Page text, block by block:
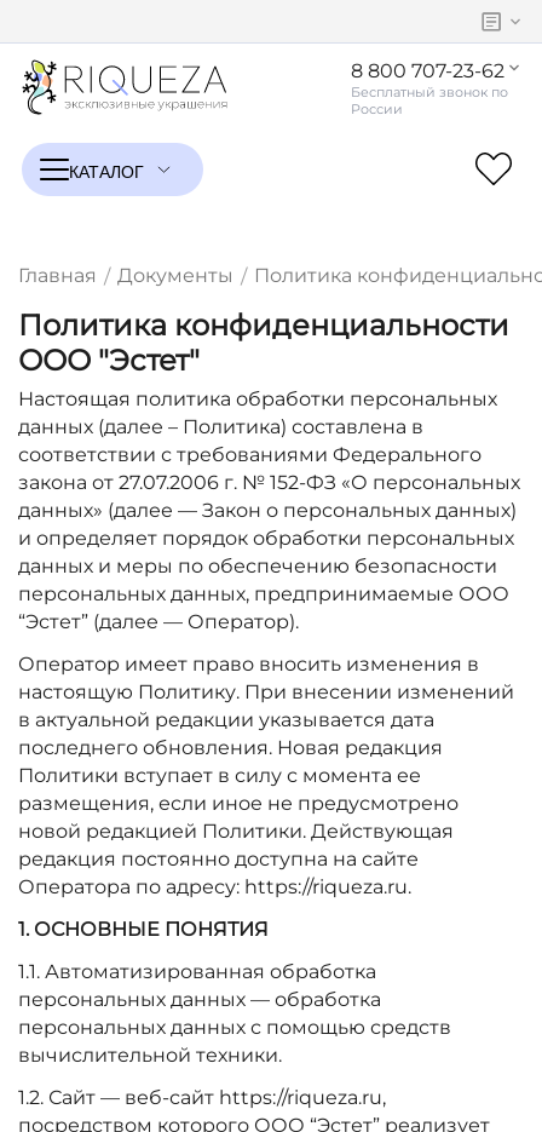
8 800 707-23-62
Главная / Документы / Политика
Политика конфиденциальности
ООО "Эстет"
Настоящая политика обработки персональных
данных (далее – Политика) составлена в
соответствии с требованиями Федерального
закона от 27.07.2006 г. № 152-ФЗ «О персональных
данных» (далее — Закон о персональных данных)
и определяет порядок обработки персональных
данных и меры по обеспечению безопасности
персональных данных, предпринимаемые ООО
“Эстет” (далее — Оператор).
Оператор имеет право вносить изменения в
настоящую Политику. При внесении изменений
в актуальной редакции указывается дата
последнего обновления. Новая редакция
Политики вступает в силу с момента ее
размещения, если иное не предусмотрено
новой редакцией Политики. Действующая
редакция постоянно доступна на сайте
Оператора по адресу: https://riqueza.ru.
1. ОСНОВНЫЕ ПОНЯТИЯ
1.1. Автоматизированная обработка
персональных данных — обработка
персональных данных с помощью средств
вычислительной техники.
1.2. Сайт — веб-сайт https://riqueza.ru,
посредством которого ООО “Эстет” реализует